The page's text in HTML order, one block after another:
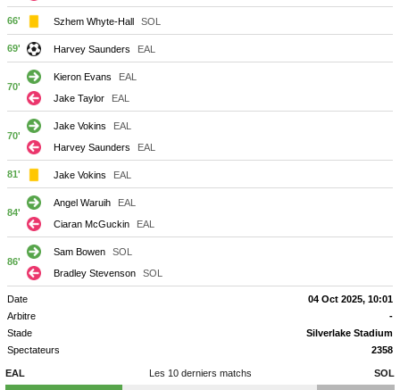
66' Szhem Whyte-Hall SOL
69' Harvey Saunders EAL
70'
Kieron Evans
EAL
Jake Taylor
EAL
70'
Jake Vokins
EAL
Harvey Saunders
EAL
81' Jake Vokins EAL
84'
Angel Waruih
EAL
Ciaran McGuckin
EAL
86'
Sam Bowen
SOL
Bradley Stevenson
SOL
Date
04 Oct 2025, 10:01
Arbitre
-
Stade
Silverlake Stadium
Spectateurs
2358
EAL Les 10 derniers matchs SOL